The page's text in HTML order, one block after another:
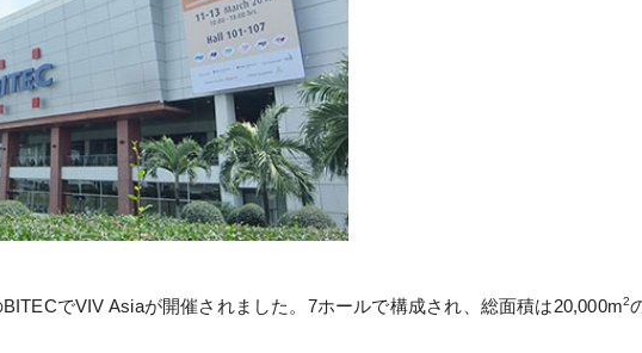
でVIV Asiaが開催されました。7ホールで構成され、総面積は20,000m2